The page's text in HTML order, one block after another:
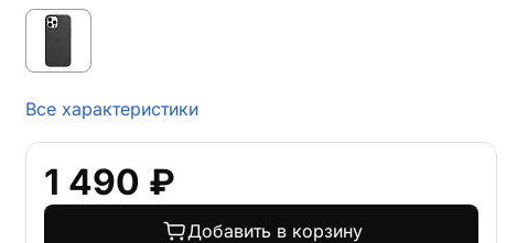
Все характеристики
1 490 ₽
Добавить в корзину